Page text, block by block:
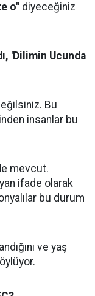
o" diyeceğiniz
'Dilimin Ucunda
Bu
insanlar bu
mevcut.
ifade olarak
bu durum
ve yaş